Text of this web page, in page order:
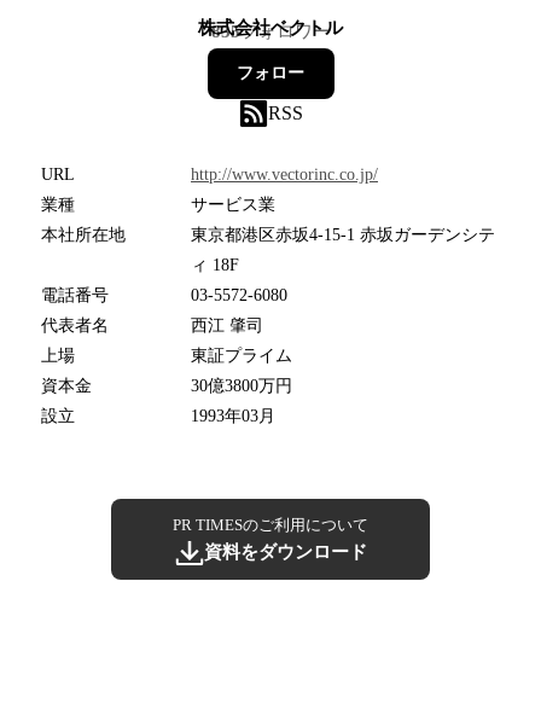
株式会社ベクトル
835フォロワー
フォロー
RSS
URL
http://www.vectorinc.co.jp/
業種
サービス業
本社所在地
東京都港区赤坂4-15-1 赤坂ガーデンシテ
ィ 18F
電話番号
03-5572-6080
代表者名
西江 肇司
上場
東証プライム
資本金
30億3800万円
設立
1993年03月
PR TIMESのご利用について
資料をダウンロード